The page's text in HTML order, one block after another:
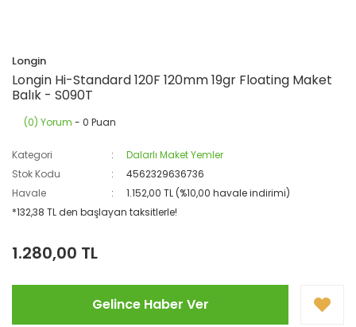
Longin
Longin Hi-Standard 120F 120mm 19gr Floating Maket
Balık - S090T
(0) Yorum - 0 Puan
Kategori
Dalarlı Maket Yemler
Stok Kodu
4562329636736
Havale
1.152,00 TL (%10,00 havale indirimi)
*132,38 TL den başlayan taksitlerle!
1.280,00 TL
Gelince Haber Ver